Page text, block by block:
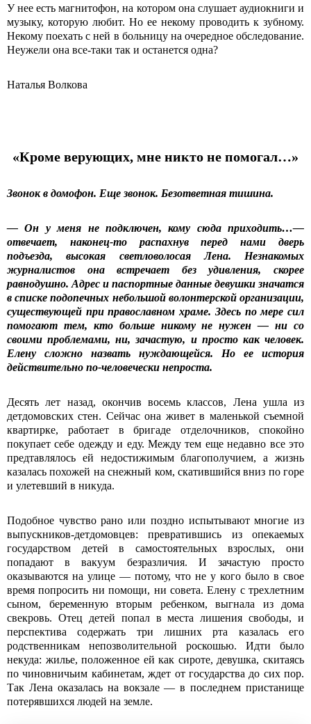
У нее есть магнитофон, на котором она слушает аудиокниги и
музыку, которую любит. Но ее некому проводить к зубному.
Некому поехать с ней в больницу на очередное обследование.
Неужели она все-таки так и останется одна?
Наталья Волкова
«Кроме верующих, мне никто не помогал…»
Звонок в домофон. Еще звонок. Безответная тишина.
— Он у меня не подключен, кому сюда приходить…—
отвечает, наконец-то распахнув перед нами дверь
подъезда, высокая светловолосая Лена. Незнакомых
журналистов она встречает без удивления, скорее
равнодушно. Адрес и паспортные данные девушки значатся
в списке подопечных небольшой волонтерской организации,
существующей при православном храме. Здесь по мере сил
помогают тем, кто больше никому не нужен — ни со
своими проблемами, ни, зачастую, и просто как человек.
Елену сложно назвать нуждающейся. Но ее история
действительно по-человечески непроста.
Десять лет назад, окончив восемь классов, Лена ушла из
детдомовских стен. Сейчас она живет в маленькой съемной
квартирке, работает в бригаде отделочников, спокойно
покупает себе одежду и еду. Между тем еще недавно все это
предтавлялось ей недостижимым благополучием, а жизнь
казалась похожей на снежный ком, скатившийся вниз по горе
и улетевший в никуда.
Подобное чувство рано или поздно испытывают многие из
выпускников-детдомовцев: превратившись из опекаемых
государством детей в самостоятельных взрослых, они
попадают в вакуум безразличия. И зачастую просто
оказываются на улице — потому, что не у кого было в свое
время попросить ни помощи, ни совета. Елену с трехлетним
сыном, беременную вторым ребенком, выгнала из дома
свекровь. Отец детей попал в места лишения свободы, и
перспектива содержать три лишних рта казалась его
родственникам непозволительной роскошью. Идти было
некуда: жилье, положенное ей как сироте, девушка, скитаясь
по чиновничьим кабинетам, ждет от государства до сих пор.
Так Лена оказалась на вокзале — в последнем пристанище
потерявшихся людей на земле.